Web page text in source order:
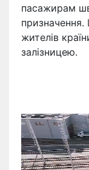
пасажирам
жителів
залізницею.